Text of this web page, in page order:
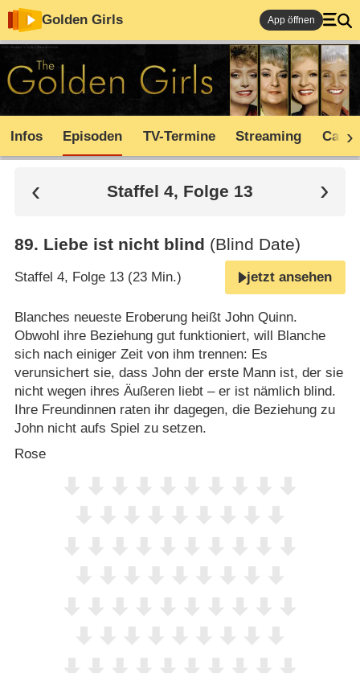
Golden Girls App öffnen
Infos Episoden TV-Termine Streaming Cast
Staffel 4, Folge 13
89. Liebe ist nicht blind (Blind Date)
Staffel 4, Folge 13 (23 Min.) jetzt ansehen
Blanches neueste Eroberung heißt John Quinn.
Obwohl ihre Beziehung gut funktioniert, will Blanche
sich nach einiger Zeit von ihm trennen: Es
verunsichert sie, dass John der erste Mann ist, der sie
nicht wegen ihres Äußeren liebt – er ist nämlich blind.
Ihre Freundinnen raten ihr dagegen, die Beziehung zu
John nicht aufs Spiel zu setzen.
Rose